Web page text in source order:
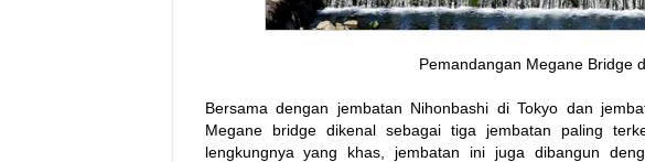
Pemandangan Megane Bridge
Bersama dengan jembatan Nihonbashi di Tokyo dan
Megane bridge dikenal sebagai tiga jembatan paling
lengkungnya yang khas, jembatan ini juga dibangun